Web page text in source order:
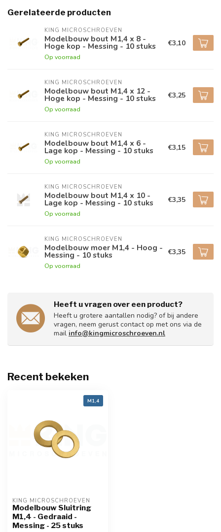
Gerelateerde producten
KING MICROSCHROEVEN
Modelbouw bout M1,4 x 8 -
Hoge kop - Messing - 10 stuks
Op voorraad
€3,10
KING MICROSCHROEVEN
Modelbouw bout M1,4 x 12 -
Hoge kop - Messing - 10 stuks
Op voorraad
€3,25
KING MICROSCHROEVEN
Modelbouw bout M1,4 x 6 -
Lage kop - Messing - 10 stuks
Op voorraad
€3,15
KING MICROSCHROEVEN
Modelbouw bout M1,4 x 10 -
Lage kop - Messing - 10 stuks
Op voorraad
€3,35
KING MICROSCHROEVEN
Modelbouw moer M1,4 - Hoog -
Messing - 10 stuks
Op voorraad
€3,35
Heeft u vragen over een product?
Heeft u grotere aantallen nodig? of bij andere
vragen, neem gerust contact op met ons via de
mail info@kingmicroschroeven.nl
Recent bekeken
M1,4
KING MICROSCHROEVEN
Modelbouw Sluitring
M1,4 - Gedraaid -
Messing - 25 stuks